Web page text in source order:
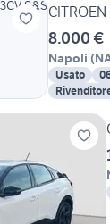
8.000 €
Napoli (
Usato